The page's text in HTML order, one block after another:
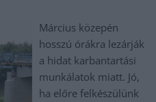
Március közepén
hosszú órákra lezárják
a hidat karbantartási
munkálatok miatt. Jó,
ha előre felkészülünk